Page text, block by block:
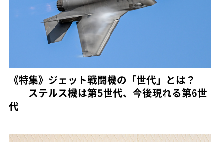
《特集》ジェット戦闘機の「世代」とは？
──ステルス機は第5世代、今後現れる第6世
代